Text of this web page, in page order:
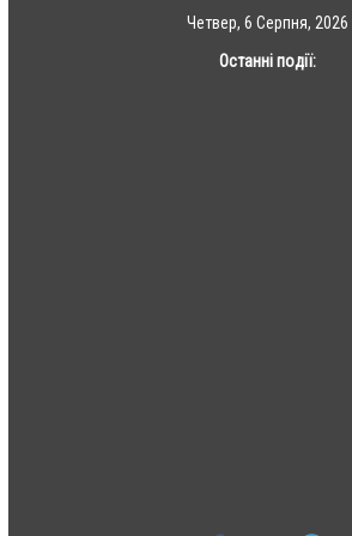
Четвер, 6 Серпня, 2026
Останні події: